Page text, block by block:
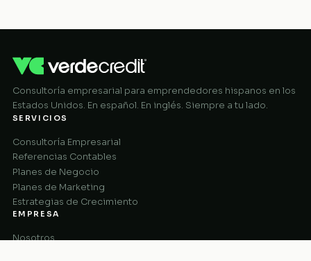
Consultoría empresarial para emprendedores hispanos en los
Estados Unidos. En español. En inglés. Siempre a tu lado.
SERVICIOS
Consultoría Empresarial
Referencias Contables
Planes de Negocio
Planes de Marketing
Estrategias de Crecimiento
EMPRESA
Nosotros